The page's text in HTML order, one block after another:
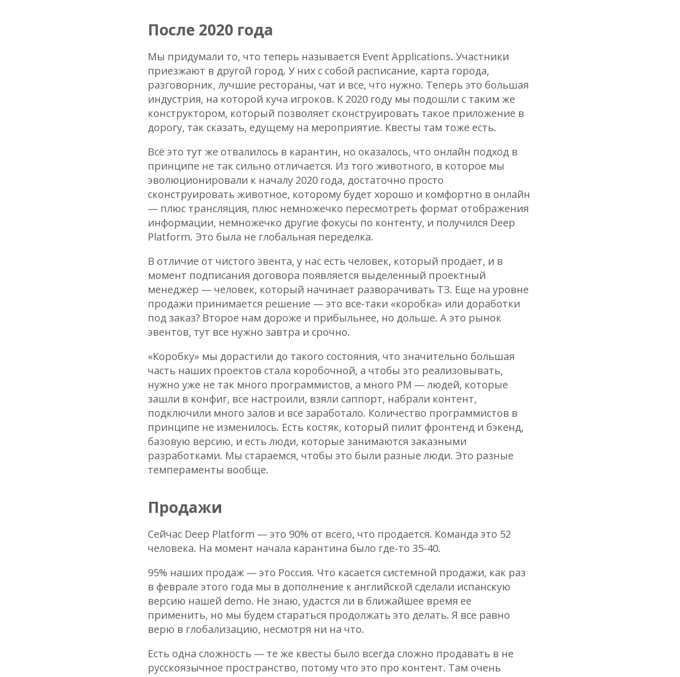
После 2020 года
Мы придумали то, что теперь называется Event Applications. Участники
приезжают в другой город. У них с собой расписание, карта города,
разговорник, лучшие рестораны, чат и все, что нужно. Теперь это большая
индустрия, на которой куча игроков. К 2020 году мы подошли с таким же
конструктором, который позволяет сконструировать такое приложение в
дорогу, так сказать, едущему на мероприятие. Квесты там тоже есть.
Всё это тут же отвалилось в карантин, но оказалось, что онлайн подход в
принципе не так сильно отличается. Из того животного, в которое мы
эволюционировали к началу 2020 года, достаточно просто
сконструировать животное, которому будет хорошо и комфортно в онлайн
— плюс трансляция, плюс немножечко пересмотреть формат отображения
информации, немножечко другие фокусы по контенту, и получился Deep
Platform. Это была не глобальная переделка.
В отличие от чистого эвента, у нас есть человек, который продает, и в
момент подписания договора появляется выделенный проектный
менеджер — человек, который начинает разворачивать ТЗ. Еще на уровне
продажи принимается решение — это все-таки «коробка» или доработки
под заказ? Второе нам дороже и прибыльнее, но дольше. А это рынок
эвентов, тут все нужно завтра и срочно.
«Коробку» мы дорастили до такого состояния, что значительно большая
часть наших проектов стала коробочной, а чтобы это реализовывать,
нужно уже не так много программистов, а много PM — людей, которые
зашли в конфиг, все настроили, взяли саппорт, набрали контент,
подключили много залов и все заработало. Количество программистов в
принципе не изменилось. Есть костяк, который пилит фронтенд и бэкенд,
базовую версию, и есть люди, которые занимаются заказными
разработками. Мы стараемся, чтобы это были разные люди. Это разные
темпераменты вообще.
Продажи
Сейчас Deep Platform — это 90% от всего, что продается. Команда это 52
человека. На момент начала карантина было где-то 35-40.
95% наших продаж — это Россия. Что касается системной продажи, как раз
в феврале этого года мы в дополнение к английской сделали испанскую
версию нашей demo. Не знаю, удастся ли в ближайшее время ее
применить, но мы будем стараться продолжать это делать. Я все равно
верю в глобализацию, несмотря ни на что.
Есть одна сложность — те же квесты было всегда сложно продавать в не
русскоязычное пространство, потому что это про контент. Там очень